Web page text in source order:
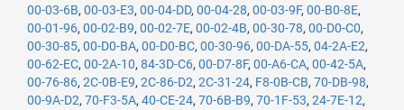
00-03-6B, 00-03-E3, 00-04-DD, 00-04-28, 00-03-9F, 00-B0-8E,
00-01-96, 00-02-B9, 00-02-7E, 00-02-4B, 00-30-78, 00-D0-C0,
00-30-85, 00-D0-BA, 00-D0-BC, 00-30-96, 00-DA-55, 04-2A-E2,
00-62-EC, 00-2A-10, 84-3D-C6, 00-D7-8F, 00-A6-CA, 00-42-5A,
00-76-86, 2C-0B-E9, 2C-86-D2, 2C-31-24, F8-0B-CB, 70-DB-98,
00-9A-D2, 70-F3-5A, 40-CE-24, 70-6B-B9, 70-1F-53, 24-7E-12,